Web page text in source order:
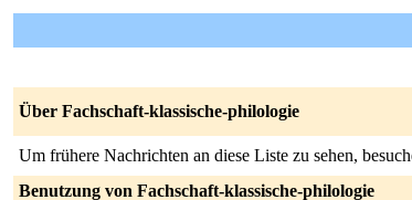
Über Fachschaft-klassische-philologie
Um frühere Nachrichten an diese Liste zu sehen,
Benutzung von Fachschaft-klassische-philologie